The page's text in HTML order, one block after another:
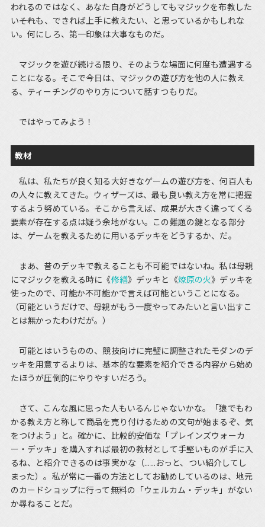
われるのではなく、あなた自身がどうしてもマジックを布教した
い――それも、できれば上手に教えたい、と思っているかもしれな
い。何にしろ、第一印象は大事なものだ。
マジックを遊び続ける限り、そのような場面に何度も遭遇する
ことになる。そこで今日は、マジックの遊び方を他の人に教え
る、ティーチングのやり方について話すつもりだ。
ではやってみよう！
教材
私は、私たちが良く知る大好きなゲームの遊び方を、何百人も
の人々に教えてきた。ウィザーズは、最も良い教え方を常に把握
するよう努めている。そこから言えば、成果が大きく違ってくる
要素が存在する点は疑う余地がない。この難題の鍵となる部分
は、ゲームを教えるために用いるデッキをどうするか、だ。
まあ、昔のデッキで教えることも不可能ではないね。私は母親
にマジックを教える時に《修繕》デッキと《燎原の火》デッキを
使ったので、可能か不可能かで言えば可能ということになる。
（可能というだけで、母親がもう一度やってみたいと言い出すこ
とは無かったわけだが。）
可能とはいうものの、競技向けに完璧に調整されたモダンのデ
ッキを用意するよりは、基本的な要素を紹介できる内容から始め
たほうが圧倒的にやりやすいだろう。
さて、こんな風に思った人もいるんじゃないかな。「猿でもわ
かる教え方と称して商品を売り付けるための文句が始まるぞ、気
をつけよう」と。確かに、比較的安価な「プレインズウォーカ
ー・デッキ」を購入すれば最初の教材として手堅いものが手に入
るね、と紹介できるのは事実かな（......おっと、つい紹介してし
まった）。私が常に一番の方法としてお勧めしているのは、地元
のカードショップに行って無料の「ウェルカム・デッキ」がない
か尋ねることだ。